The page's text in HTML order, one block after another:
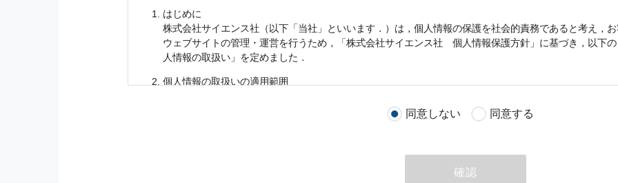
はじめに
株式会社サイエンス社（以下「当社」といいます．）は，個人情報の保護を社会的責務であると考え，
ウェブサイトの管理・運営を行うため，「株式会社サイエンス社 個人情報保護方針」に基づき，以下
人情報の取扱い」を定めました．
個人情報の取扱いの適用範囲
個人情報 個人情報
の他に，以下の各号に定める目的のために利用することがあります．
同意しない 同意する
確認